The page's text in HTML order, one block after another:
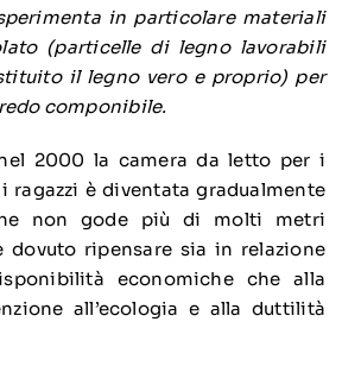
in particolare materiali
(particelle di legno lavorabili
il legno vero e proprio) per
componibile.
2000 la camera da letto per i
ragazzi è diventata gradualmente
non gode più di molti metri
dovuto ripensare sia in relazione
economiche che alla
all’ecologia e alla duttilità